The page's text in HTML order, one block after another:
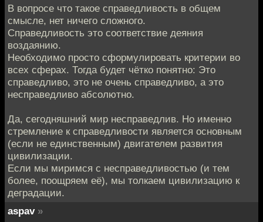
В вопросе что такое справедливость в общем
смысле, нет ничего сложного.
Справедливость это соответствие деяния
воздаянию.
Необходимо просто сформулировать критерии во
всех сферах. Тогда будет чётко понятно: Это
справедливо, это не очень справедливо, а это
несправедливо абсолютно.
Да, сегодняшний мир несправедлив. Но именно
стремление к справедливости является основным
(если не единственным) двигателем развития
цивилизации.
Если мы миримся с несправедливостью (и тем
более, поощряем её), мы толкаем цивилизацию к
деградации.
aspav »